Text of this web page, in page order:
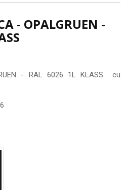
- OPALGRUEN -
- RAL 6026 1L KLASS cu